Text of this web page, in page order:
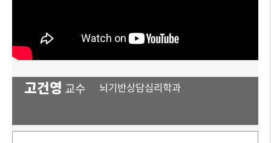
고건영 교수 뇌기반상담심리학과